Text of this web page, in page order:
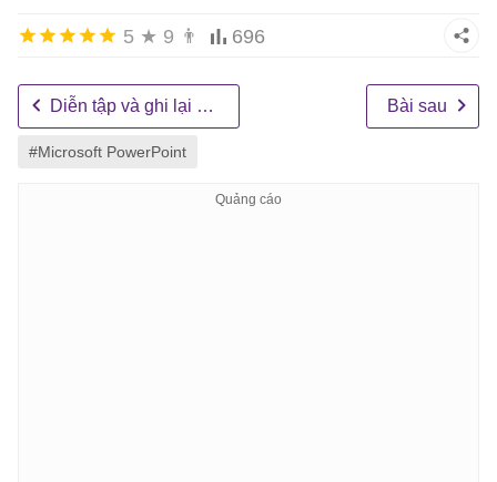
5 ★ 9 👨 696
Diễn tập và ghi lại bài thuyết trình Bài sau
#Microsoft PowerPoint